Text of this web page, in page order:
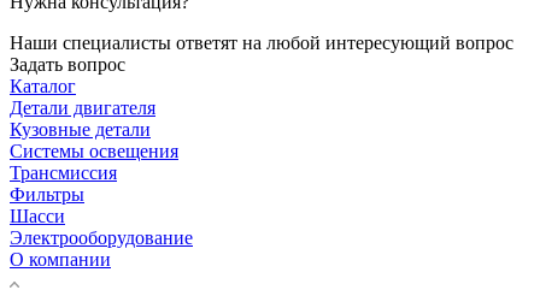
Наши специалисты ответят на любой интересующий вопрос
Задать вопрос
Каталог
Детали двигателя
Кузовные детали
Системы освещения
Трансмиссия
Фильтры
Шасси
Электрооборудование
О компании